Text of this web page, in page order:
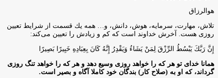
هوالرزاق
تلاش، مهارت، سرمايه، هوش، دانش، و… همه يك قسمت از شرايط تعيين
روزى هست. آخرش خداوند است كه كم و زيادش را تعيين مى‌كند:
إِنَّ رَبَّكَ يَبْسُطُ الرِّزْقَ لِمَنْ يَشَاءُ وَيَقْدِرُ إِنَّهُ كَانَ بِعِبَادِهِ خَبِيرًا بَصِيرًا
همانا خدای تو هر که را خواهد روزی وسیع دهد و هر که را خواهد تنگ روزی
گرداند، که او به (صلاح کار) بندگان خود کاملا آگاه و بصیر است.